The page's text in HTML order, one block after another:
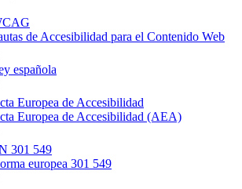
de Accesibilidad para el Contenido Web
española
Europea de Accesibilidad
Europea de Accesibilidad (AEA)
301 549
europea 301 549